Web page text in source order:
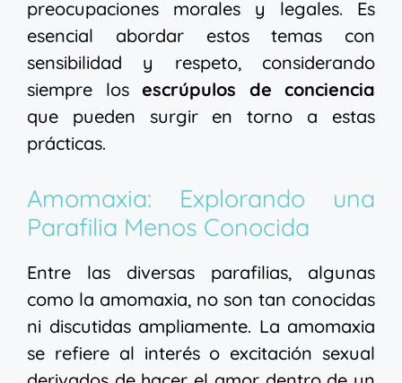
preocupaciones morales y legales. Es
esencial abordar estos temas con
sensibilidad y respeto, considerando
siempre los escrúpulos de conciencia
que pueden surgir en torno a estas
prácticas.
Amomaxia: Explorando una
Parafilia Menos Conocida
Entre las diversas parafilias, algunas
como la amomaxia, no son tan conocidas
ni discutidas ampliamente. La amomaxia
se refiere al interés o excitación sexual